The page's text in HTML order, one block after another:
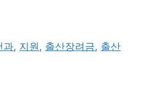
과, 지원, 출산장려금, 출산